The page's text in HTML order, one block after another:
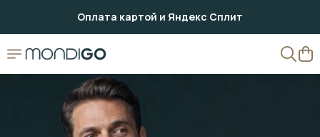
Оплата картой и Яндекс Сплит
Доставка по России — Яндекс, СДЭК, Почта
Возврат 7 дней · примерка перед оплатой
Своё производство в Орле · компания с 1999 года